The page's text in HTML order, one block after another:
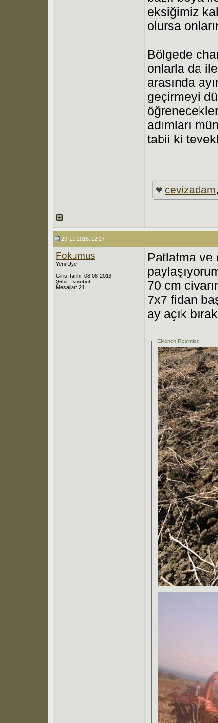
eksiğimiz
olursa
Bölgede
onlarla da
arasında
geçirmeyi
adımları
tabii ki
cevizadam
29-12-2016, 12:27
Fokumus
Yeni Üye
Giriş Tarihi: 08-08-2016
Şehir: İstanbul
Mesajlar: 21
Patlatma ve
70 cm
7x7 fidan
ay açık
Eklenen Resimler